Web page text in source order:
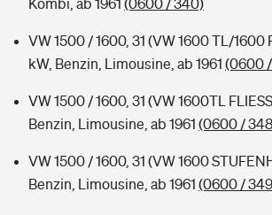
Kombi, ab 1961 (0600 / 340)
VW 1500 / 1600, 31 (VW 1600 TL/1600
kW, Benzin, Limousine, ab 1961 (0600 /
VW 1500 / 1600, 31 (VW 1600TL
Benzin, Limousine, ab 1961 (0600 /
VW 1500 / 1600, 31 (VW 1600
Benzin, Limousine, ab 1961 (0600 /